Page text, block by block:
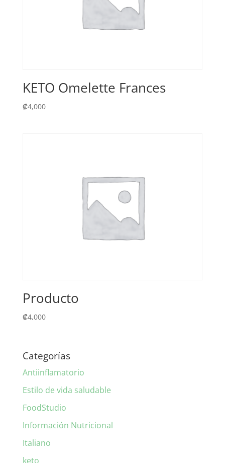
KETO Omelette Frances
₡4,000
Producto
₡4,000
Categorías
Antiinflamatorio
Estilo de vida saludable
FoodStudio
Información Nutricional
Italiano
keto